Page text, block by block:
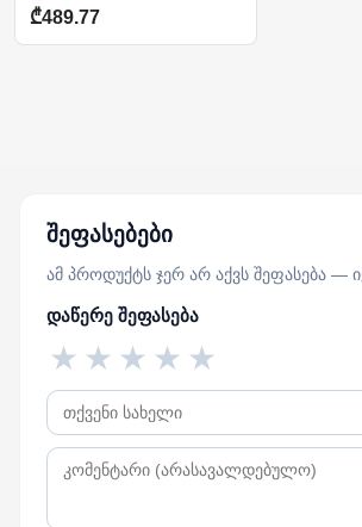
₾489.77
შეფასებები
ამ პროდუქტს ჯერ არ აქვს შეფასება —
დაწერე შეფასება
★
★
★
★
★